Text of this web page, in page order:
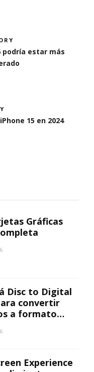
podría estar más
15 en 2024
Gráficas
Disc to Digital
convertir
a formato
Experience